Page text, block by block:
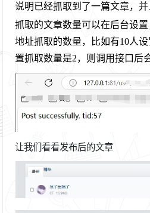
说明已经抓取到了一篇文章，
抓取的文章数量可以在后台设
地址抓取的数量，比如有10人
置抓取数量是2，则调用接口后
让我们看看发布后的文章